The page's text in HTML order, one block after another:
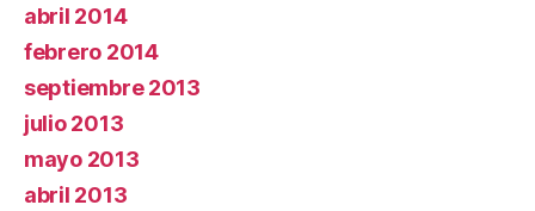
abril 2014
febrero 2014
septiembre 2013
julio 2013
mayo 2013
abril 2013